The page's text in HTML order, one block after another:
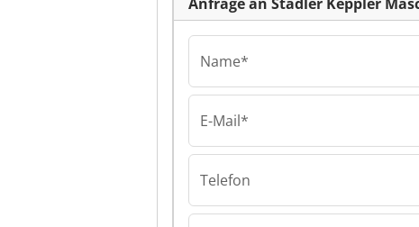
Maschinenbau
Name*
E-Mail*
Telefon